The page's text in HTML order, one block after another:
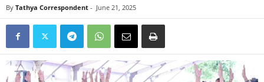
By Tathya Correspondent - June 21, 2025